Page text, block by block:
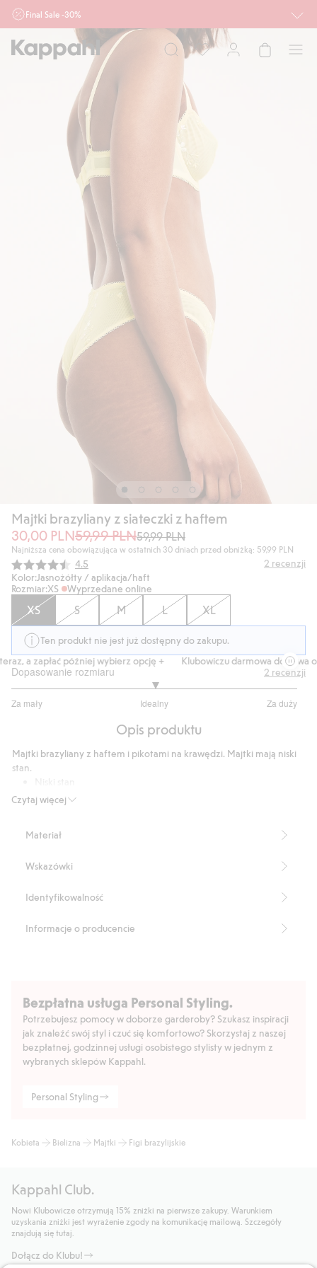
Final Sale -30%
Ważne przy zakupie min. 2 sztuk produktów włączonych w ofertę, również z
działu outlet do 10.8 w sklepach Kappahl i Newbie oraz na kappahl.com. Ofert
nie łączymy
Mężczyzna Dziecko
Majtki brazyliany z siateczki z haftem
30,00 PLN59,99 PLN59,99 PLN
Najniższa cena obowiązująca w ostatnich 30 dniach przed obniżką: 59,99 PLN
Średnia ocena:
4.5 2 recenzji
Kolor:Jasnożółty / aplikacja/haft
Rozmiar:XS Wyprzedane online
XS S M L XL
Ten produkt nie jest już dostępny do zakupu.
a zapłać później wybierz opcję +
Klubowiczu darmowa dostawa od
Dopasowanie rozmiaru
Za mały Idealny Za duży
na
2
głosów
2 recenzji
Opis produktu
Czytaj więcej
Majtki brazyliany z haftem i pikotami na krawędzi. Majtki mają niski
stan.
Haftowane detale
Numer artykułu
Materiał
Wskazówki
Identyfikowalność
Informacje o producencie
Bezpłatna usługa Personal Styling.
Potrzebujesz pomocy w doborze garderoby? Szukasz inspiracji
jak znaleźć swój styl i czuć się komfortowo? Skorzystaj z naszej
bezpłatnej, godzinnej usługi osobistego stylisty w jednym z
wybranych sklepów Kappahl.
Personal Styling
Kobieta Bielizna Majtki Figi brazylijskie
Kappahl Club.
Nowi Klubowicze otrzymują 15% zniżki na pierwsze zakupy. Warunkiem
uzyskania zniżki jest wyrażenie zgody na komunikację mailową. Szczegóły
znajdują się tutaj.
Dołącz do Klubu!